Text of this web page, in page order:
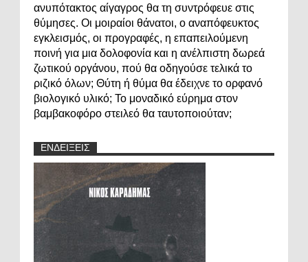
ανυπότακτος αίγαγρος θα τη συντρόφευε στις
θύμησες. Οι μοιραίοι θάνατοι, ο αναπόφευκτος
εγκλεισμός, οι προγραφές, η επαπειλούμενη
ποινή για μια δολοφονία και η ανέλπιστη δωρεά
ζωτικού οργάνου, πού θα οδηγούσε τελικά το
ριζικό όλων; Θύτη ή θύμα θα έδειχνε το ορφανό
βιολογικό υλικό; Το μοναδικό εύρημα στον
βαμβακοφόρο στειλεό θα ταυτοποιούταν;
ΕΝΔΕΙΞΕΙΣ